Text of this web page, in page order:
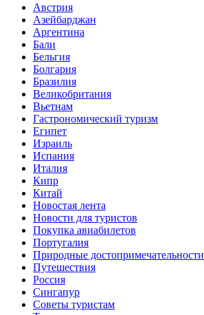
Австрия
Азейбарджан
Аргентина
Бали
Бельгия
Болгария
Бразилия
Великобритания
Вьетнам
Гастрономический туризм
Египет
Израиль
Испания
Италия
Кипр
Китай
Новостая лента
Новости для туристов
Покупка авиабилетов
Португалия
Природные достопримечательности
Путешествия
Россия
Сингапур
Советы туристам